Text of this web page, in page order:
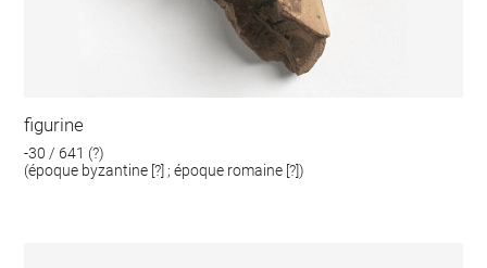
figurine
-30 / 641 (?)
(époque byzantine [?] ; époque romaine [?])